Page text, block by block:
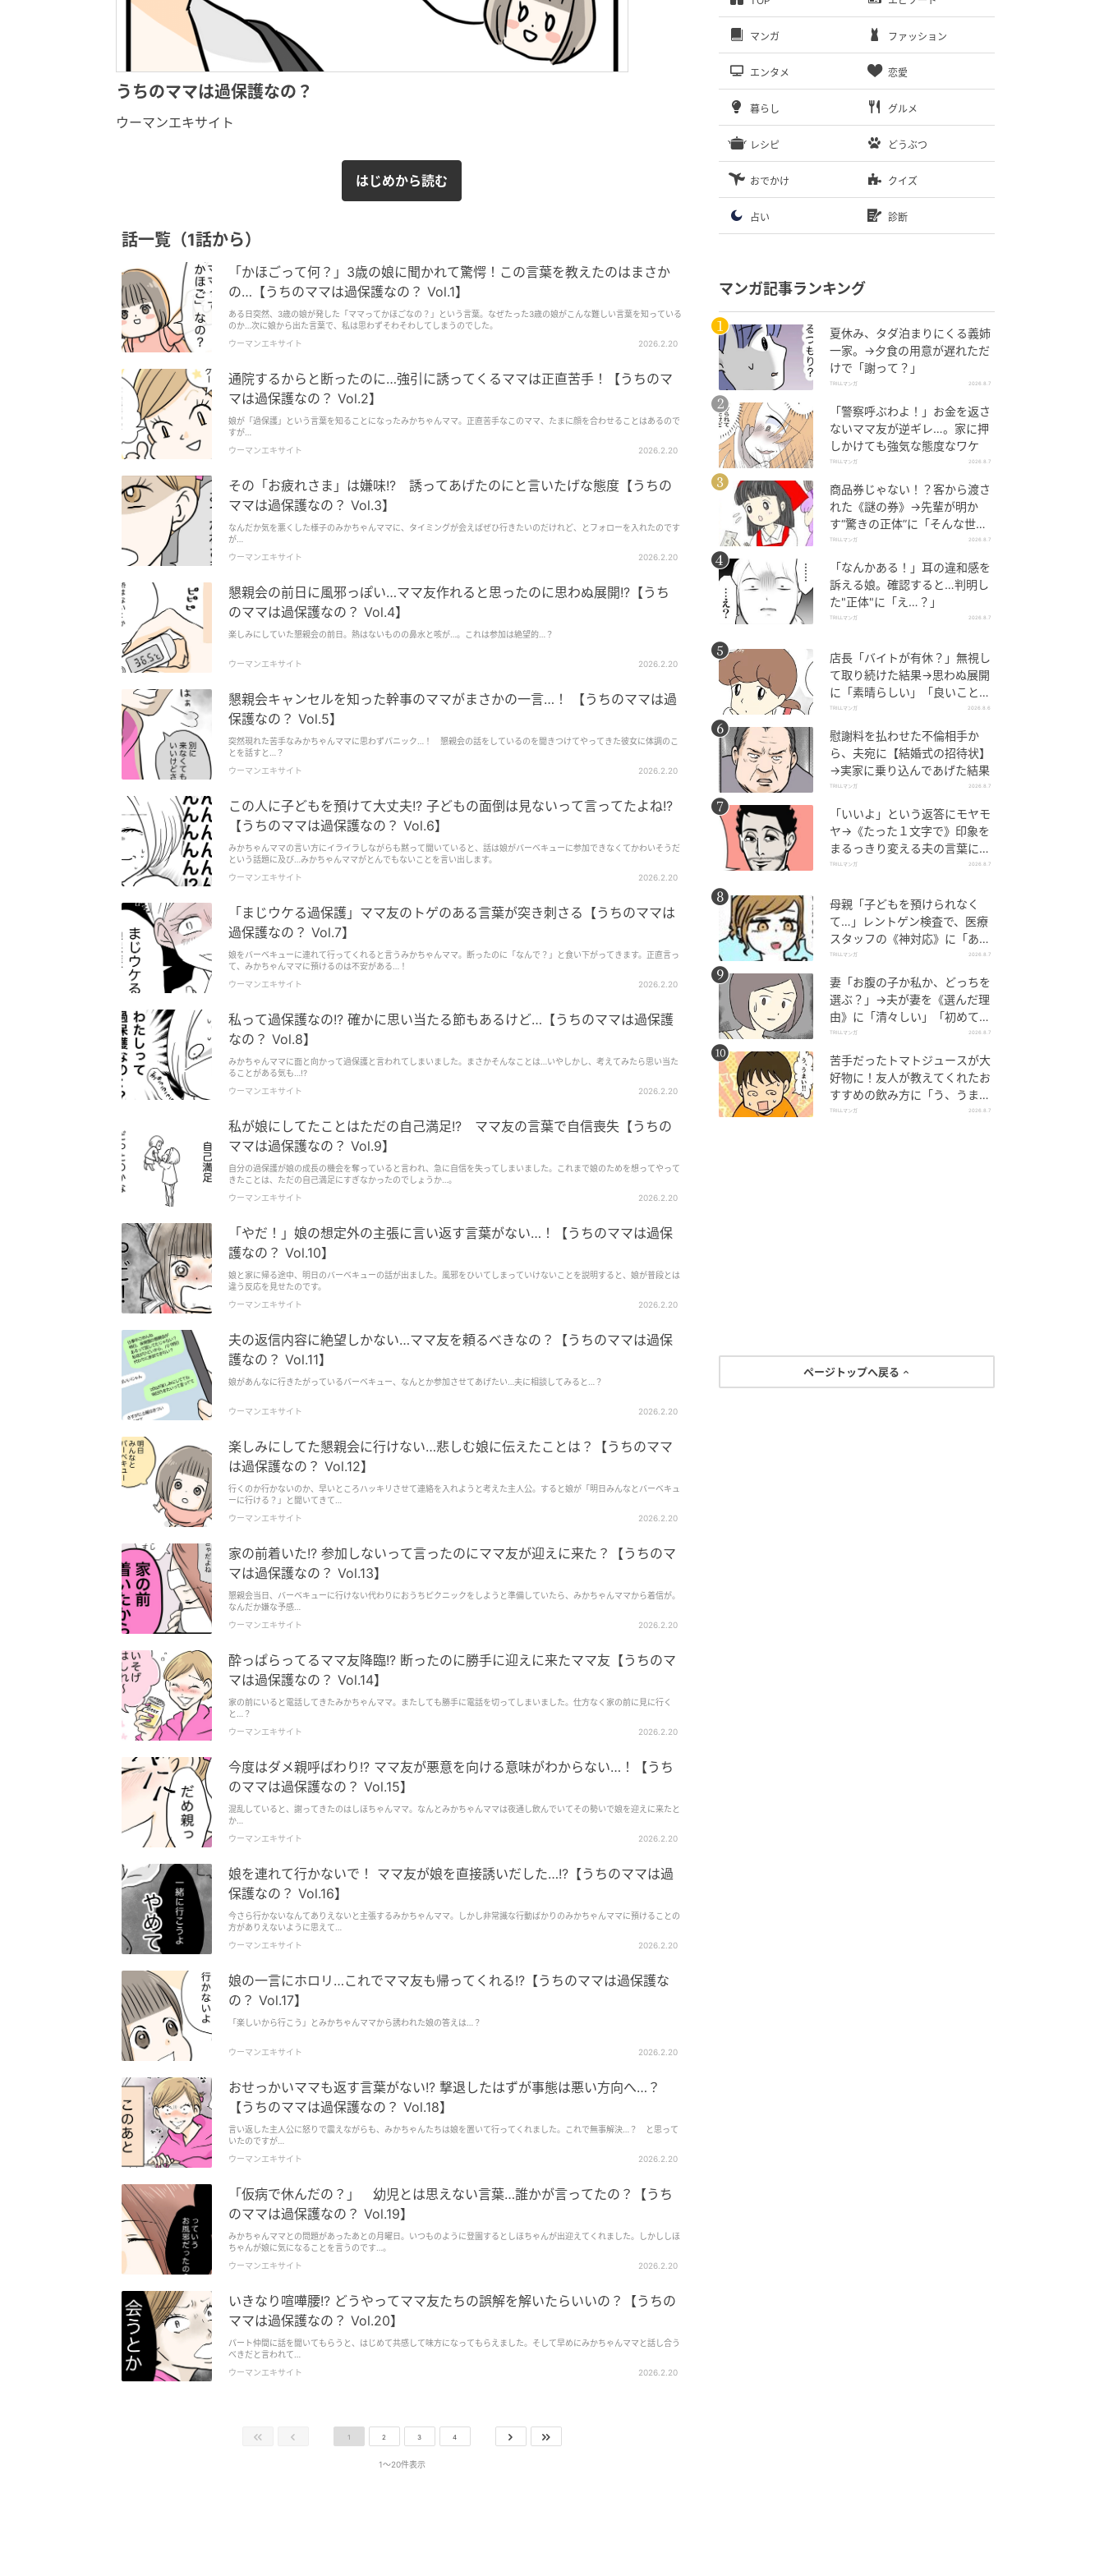
うちのママは過保護なの？
ウーマンエキサイト
はじめから読む
話一覧（1話から）
「かほごって何？」3歳の娘に聞かれて驚愕！この言葉を教えたのはまさか
の…【うちのママは過保護なの？ Vol.1】
ある日突然、3歳の娘が発した「ママってかほごなの？」という言葉。なぜたった3歳の娘がこんな難しい言葉を知っている
のか…次に娘から出た言葉で、私は思わずそわそわしてしまうのでした。
ウーマンエキサイト
2026.2.20
通院するからと断ったのに…強引に誘ってくるママは正直苦手！【うちのマ
マは過保護なの？ Vol.2】
娘が「過保護」という言葉を知ることになったみかちゃんママ。正直苦手なこのママ、たまに顔を合わせることはあるので
すが…
ウーマンエキサイト
2026.2.20
その「お疲れさま」は嫌味!? 誘ってあげたのにと言いたげな態度【うちの
ママは過保護なの？ Vol.3】
なんだか気を悪くした様子のみかちゃんママに、タイミングが会えばぜひ行きたいのだけれど、とフォローを入れたのです
が…
ウーマンエキサイト
2026.2.20
懇親会の前日に風邪っぽい…ママ友作れると思ったのに思わぬ展開!?【うち
のママは過保護なの？ Vol.4】
楽しみにしていた懇親会の前日。熱はないものの鼻水と咳が…。これは参加は絶望的…？
ウーマンエキサイト 2026.2.20
懇親会キャンセルを知った幹事のママがまさかの一言…！ 【うちのママは過
保護なの？ Vol.5】
突然現れた苦手なみかちゃんママに思わずパニック…！ 懇親会の話をしているのを聞きつけてやってきた彼女に体調のこ
とを話すと…？
ウーマンエキサイト
2026.2.20
この人に子どもを預けて大丈夫!? 子どもの面倒は見ないって言ってたよね!?
【うちのママは過保護なの？ Vol.6】
みかちゃんママの言い方にイライラしながらも黙って聞いていると、話は娘がバーベキューに参加できなくてかわいそうだ
という話題に及び…みかちゃんママがとんでもないことを言い出します。
ウーマンエキサイト
2026.2.20
「まじウケる過保護」ママ友のトゲのある言葉が突き刺さる【うちのママは
過保護なの？ Vol.7】
娘をバーベキューに連れて行ってくれると言うみかちゃんママ。断ったのに「なんで？」と食い下がってきます。正直言っ
て、みかちゃんママに預けるのは不安がある…！
ウーマンエキサイト
2026.2.20
私って過保護なの!? 確かに思い当たる節もあるけど…【うちのママは過保護
なの？ Vol.8】
みかちゃんママに面と向かって過保護と言われてしまいました。まさかそんなことは…いやしかし、考えてみたら思い当た
ることがある気も…!?
ウーマンエキサイト
2026.2.20
私が娘にしてたことはただの自己満足!? ママ友の言葉で自信喪失【うちの
ママは過保護なの？ Vol.9】
自分の過保護が娘の成長の機会を奪っていると言われ、急に自信を失ってしまいました。これまで娘のためを想ってやって
きたことは、ただの自己満足にすぎなかったのでしょうか…。
ウーマンエキサイト
2026.2.20
「やだ！」娘の想定外の主張に言い返す言葉がない…！【うちのママは過保
護なの？ Vol.10】
娘と家に帰る途中、明日のバーベキューの話が出ました。風邪をひいてしまっていけないことを説明すると、娘が普段とは
違う反応を見せたのです。
ウーマンエキサイト
2026.2.20
夫の返信内容に絶望しかない…ママ友を頼るべきなの？【うちのママは過保
護なの？ Vol.11】
娘があんなに行きたがっているバーベキュー、なんとか参加させてあげたい…夫に相談してみると…？
ウーマンエキサイト 2026.2.20
楽しみにしてた懇親会に行けない…悲しむ娘に伝えたことは？【うちのママ
は過保護なの？ Vol.12】
行くのか行かないのか、早いところハッキリさせて連絡を入れようと考えた主人公。すると娘が「明日みんなとバーベキュ
ーに行ける？」と聞いてきて…
ウーマンエキサイト
2026.2.20
家の前着いた!? 参加しないって言ったのにママ友が迎えに来た？【うちのマ
マは過保護なの？ Vol.13】
懇親会当日、バーベキューに行けない代わりにおうちピクニックをしようと準備していたら、みかちゃんママから着信が。
なんだか嫌な予感…
ウーマンエキサイト
2026.2.20
酔っぱらってるママ友降臨!? 断ったのに勝手に迎えに来たママ友【うちのマ
マは過保護なの？ Vol.14】
家の前にいると電話してきたみかちゃんママ。またしても勝手に電話を切ってしまいました。仕方なく家の前に見に行く
と…？
ウーマンエキサイト
2026.2.20
今度はダメ親呼ばわり!? ママ友が悪意を向ける意味がわからない…！【うち
のママは過保護なの？ Vol.15】
混乱していると、謝ってきたのはしほちゃんママ。なんとみかちゃんママは夜通し飲んでいてその勢いで娘を迎えに来たと
か…
ウーマンエキサイト
2026.2.20
娘を連れて行かないで！ ママ友が娘を直接誘いだした…!?【うちのママは過
保護なの？ Vol.16】
今さら行かないなんてありえないと主張するみかちゃんママ。しかし非常識な行動ばかりのみかちゃんママに預けることの
方がありえないように思えて…
ウーマンエキサイト
2026.2.20
娘の一言にホロリ…これでママ友も帰ってくれる!?【うちのママは過保護な
の？ Vol.17】
「楽しいから行こう」とみかちゃんママから誘われた娘の答えは…？
ウーマンエキサイト 2026.2.20
おせっかいママも返す言葉がない!? 撃退したはずが事態は悪い方向へ…？
【うちのママは過保護なの？ Vol.18】
言い返した主人公に怒りで震えながらも、みかちゃんたちは娘を置いて行ってくれました。これで無事解決…？ と思って
いたのですが…
ウーマンエキサイト
2026.2.20
「仮病で休んだの？」 幼児とは思えない言葉…誰かが言ってたの？【うち
のママは過保護なの？ Vol.19】
みかちゃんママとの問題があったあとの月曜日。いつものように登園するとしほちゃんが出迎えてくれました。しかししほ
ちゃんが娘に気になることを言うのです…。
ウーマンエキサイト
2026.2.20
いきなり喧嘩腰!? どうやってママ友たちの誤解を解いたらいいの？【うちの
ママは過保護なの？ Vol.20】
パート仲間に話を聞いてもらうと、はじめて共感して味方になってもらえました。そして早めにみかちゃんママと話し合う
べきだと言われて…
ウーマンエキサイト
2026.2.20
1 2 3 4
1〜20件表示
マンガ ファッション
エンタメ 恋愛
暮らし グルメ
レシピ どうぶつ
おでかけ クイズ
占い 診断
マンガ記事ランキング
夏休み、タダ泊まりにくる義姉
一家。→夕食の用意が遅れただ
けで「謝って？」
TRILLマンガ 2026.8.7
「警察呼ぶわよ！」お金を返さ
ないママ友が逆ギレ…。家に押
しかけても強気な態度なワケ
TRILLマンガ 2026.8.7
商品券じゃない！？客から渡さ
れた《謎の券》→先輩が明か
す“驚きの正体”に「そんな世代
差があるんですね」
TRILLマンガ 2026.8.7
「なんかある！」耳の違和感を
訴える娘。確認すると…判明し
た"正体"に「え…？」
TRILLマンガ 2026.8.7
店長「バイトが有休？」無視し
て取り続けた結果→思わぬ展開
に「素晴らしい」「良いことし
ましたね」
TRILLマンガ 2026.8.6
慰謝料を払わせた不倫相手か
ら、夫宛に【結婚式の招待状】
→実家に乗り込んであげた結果
TRILLマンガ 2026.8.7
「いいよ」という返答にモヤモ
ヤ→《たった１文字で》印象を
まるっきり変える夫の言葉に
「相手も自分も幸せになる」
TRILLマンガ 2026.8.7
母親「子どもを預けられなく
て…」レントゲン検査で、医療
スタッフの《神対応》に「ある
ある！」「抱っこで来られる
TRILLマンガ 2026.8.7
妻「お腹の子か私か、どっちを
選ぶ？」→夫が妻を《選んだ理
由》に「清々しい」「初めて聞
いた」
TRILLマンガ 2026.8.7
苦手だったトマトジュースが大
好物に！友人が教えてくれたお
すすめの飲み方に「う、うま
い！」
TRILLマンガ 2026.8.7
ページトップへ戻る